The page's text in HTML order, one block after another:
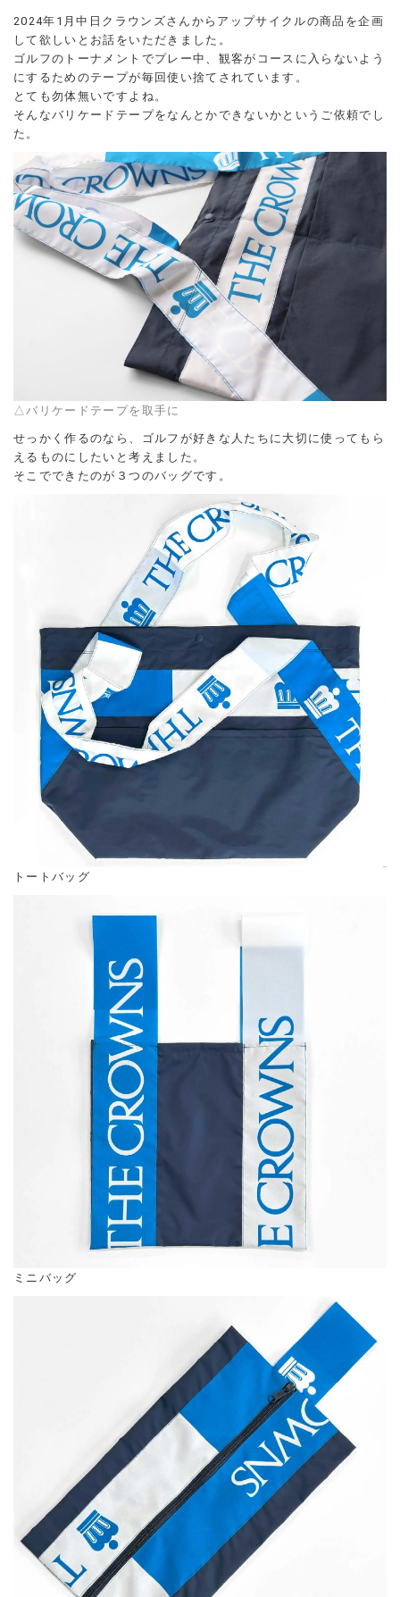
2024年1月中日クラウンズさんからアップサイクルの商品を企画
して欲しいとお話をいただきました。
ゴルフのトーナメントでプレー中、観客がコースに入らないよう
にするためのテープが毎回使い捨てされています。
とても勿体無いですよね。
そんなバリケードテープをなんとかできないかというご依頼でし
た。
△バリケードテープを取手に
せっかく作るのなら、ゴルフが好きな人たちに大切に使ってもら
えるものにしたいと考えました。
そこでできたのが３つのバッグです。
トートバッグ
ミニバッグ